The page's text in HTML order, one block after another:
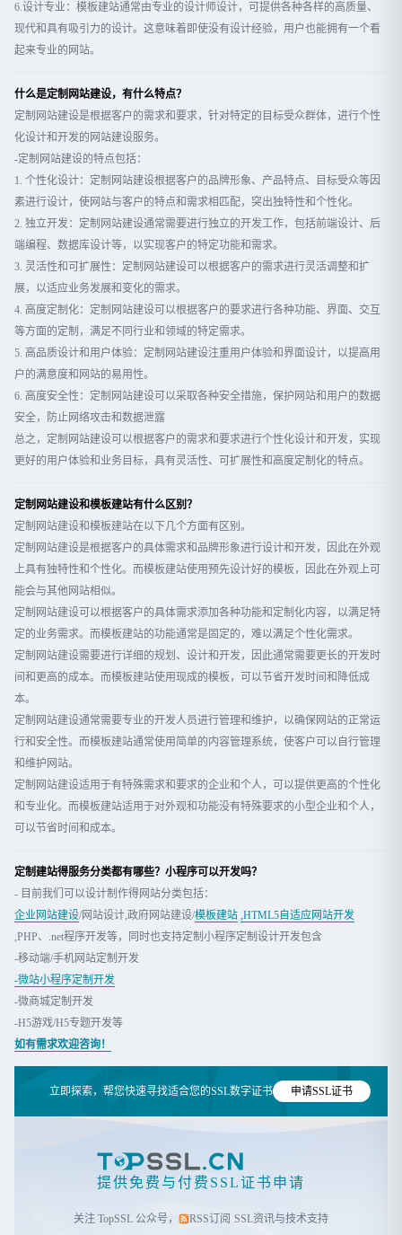
6.设计专业：模板建站通常由专业的设计师设计，可提供各种各样的高质量、
现代和具有吸引力的设计。这意味着即使没有设计经验，用户也能拥有一个看
起来专业的网站。
什么是定制网站建设，有什么特点？
定制网站建设是根据客户的需求和要求，针对特定的目标受众群体，进行个性
化设计和开发的网站建设服务。
-定制网站建设的特点包括：
1. 个性化设计：定制网站建设根据客户的品牌形象、产品特点、目标受众等因
素进行设计，使网站与客户的特点和需求相匹配，突出独特性和个性化。
2. 独立开发：定制网站建设通常需要进行独立的开发工作，包括前端设计、后
端编程、数据库设计等，以实现客户的特定功能和需求。
3. 灵活性和可扩展性：定制网站建设可以根据客户的需求进行灵活调整和扩
展，以适应业务发展和变化的需求。
4. 高度定制化：定制网站建设可以根据客户的要求进行各种功能、界面、交互
等方面的定制，满足不同行业和领域的特定需求。
5. 高品质设计和用户体验：定制网站建设注重用户体验和界面设计，以提高用
户的满意度和网站的易用性。
6. 高度安全性：定制网站建设可以采取各种安全措施，保护网站和用户的数据
安全，防止网络攻击和数据泄露
总之，定制网站建设可以根据客户的需求和要求进行个性化设计和开发，实现
更好的用户体验和业务目标，具有灵活性、可扩展性和高度定制化的特点。
定制网站建设和模板建站有什么区别？
定制网站建设和模板建站在以下几个方面有区别。
定制网站建设是根据客户的具体需求和品牌形象进行设计和开发，因此在外观
上具有独特性和个性化。而模板建站使用预先设计好的模板，因此在外观上可
能会与其他网站相似。
定制网站建设可以根据客户的具体需求添加各种功能和定制化内容，以满足特
定的业务需求。而模板建站的功能通常是固定的，难以满足个性化需求。
定制网站建设需要进行详细的规划、设计和开发，因此通常需要更长的开发时
间和更高的成本。而模板建站使用现成的模板，可以节省开发时间和降低成
本。
定制网站建设通常需要专业的开发人员进行管理和维护，以确保网站的正常运
行和安全性。而模板建站通常使用简单的内容管理系统，使客户可以自行管理
和维护网站。
定制网站建设适用于有特殊需求和要求的企业和个人，可以提供更高的个性化
和专业化。而模板建站适用于对外观和功能没有特殊要求的小型企业和个人，
可以节省时间和成本。
定制建站得服务分类都有哪些？ 小程序可以开发吗？
- 目前我们可以设计制作得网站分类包括：
企业网站建设/网站设计,政府网站建设/模板建站 ,HTML5自适应网站开发
,PHP、.net程序开发等，同时也支持定制小程序定制设计开发包含
-移动端/手机网站定制开发
-微站小程序定制开发
-微商城定制开发
-H5游戏/H5专题开发等
如有需求欢迎咨询！
立即探索，帮您快速寻找适合您的SSL数字证书 申请SSL证书
提供免费与付费SSL证书申请
关注 TopSSL 公众号， RSS订阅 SSL资讯与技术支持